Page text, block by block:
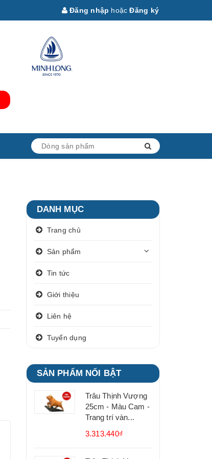
Đăng nhập hoặc Đăng ký
DANH MỤC
Trang chủ
Sản phẩm
Tin tức
Giới thiệu
Liên hệ
Tuyển dụng
SẢN PHẨM NỔI BẬT
Trâu Thịnh Vượng
25cm - Màu Cam -
Trang trí vàn...
3.313.440₫